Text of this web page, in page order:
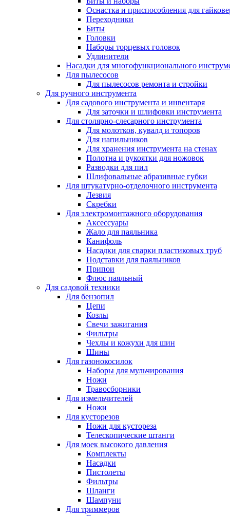
Оснастка и приспособления для
Переходники
Биты
Головки
Наборы торцевых головок
Удлинители
Насадки для многофункционального
Для пылесосов
Для пылесосов ремонта и стройки
Для ручного инструмента
Для садового инструмента и инвентаря
Для заточки и шлифовки инструмента
Для столярно-слесарного инструмента
Для молотков, кувалд и топоров
Для напильников
Для хранения инструмента на стенах
Полотна и рукоятки для ножовок
Разводки для пил
Шлифовальные абразивные губки
Для штукатурно-отделочного инструмента
Лезвия
Скребки
Для электромонтажного оборудования
Аксессуары
Жало для паяльника
Канифоль
Насадки для сварки пластиковых труб
Подставки для паяльников
Припои
Флюс паяльный
Для садовой техники
Для бензопил
Цепи
Козлы
Свечи зажигания
Фильтры
Чехлы и кожухи для шин
Шины
Для газонокосилок
Наборы для мульчирования
Ножи
Травосборники
Для измельчителей
Ножи
Для кусторезов
Ножи для кустореза
Телескопические штанги
Для моек высокого давления
Комплекты
Насадки
Пистолеты
Фильтры
Шланги
Шампуни
Для триммеров